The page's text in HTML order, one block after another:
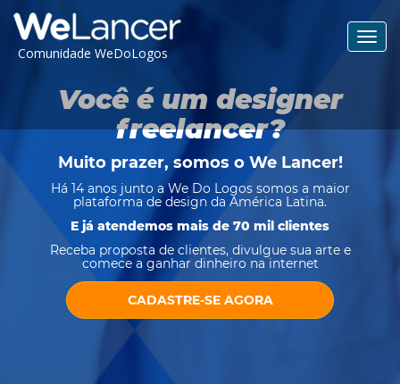
Comunidade WeDoLogos
Você é um designer
freelancer?
Muito prazer, somos o We Lancer!
Há 14 anos junto a We Do Logos somos a maior
plataforma de design da América Latina.
E já atendemos mais de 70 mil clientes
Receba proposta de clientes, divulgue sua arte e
comece a ganhar dinheiro na internet
CADASTRE-SE AGORA